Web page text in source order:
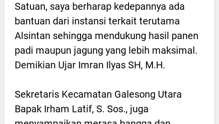
Satuan, saya berharap kedepannya ada
bantuan dari instansi terkait terutama
Alsintan sehingga mendukung hasil panen
padi maupun jagung yang lebih maksimal.
Demikian Ujar Imran Ilyas SH, M.H.
Sekretaris Kecamatan Galesong Utara
Bapak Irham Latif, S. Sos., juga